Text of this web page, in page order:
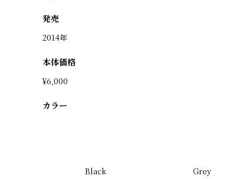
発売
2014年
本体価格
¥6,000
カラー
Black Grey